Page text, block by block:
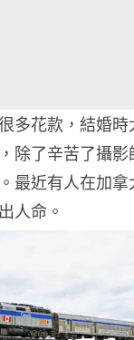
多花款，結婚
除了辛苦了攝
最近有人在加
人命。